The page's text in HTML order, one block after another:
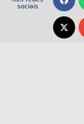
sociais